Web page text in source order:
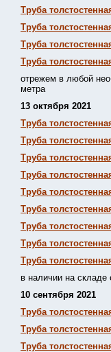
Труба
Труба
Труба
Труба
отрежем в любой
метра
13 октября 2021
Труба
Труба
Труба
Труба
Труба
Труба
Труба
Труба
Труба
в наличии на складе
10 сентября 2021
Труба
Труба
Труба